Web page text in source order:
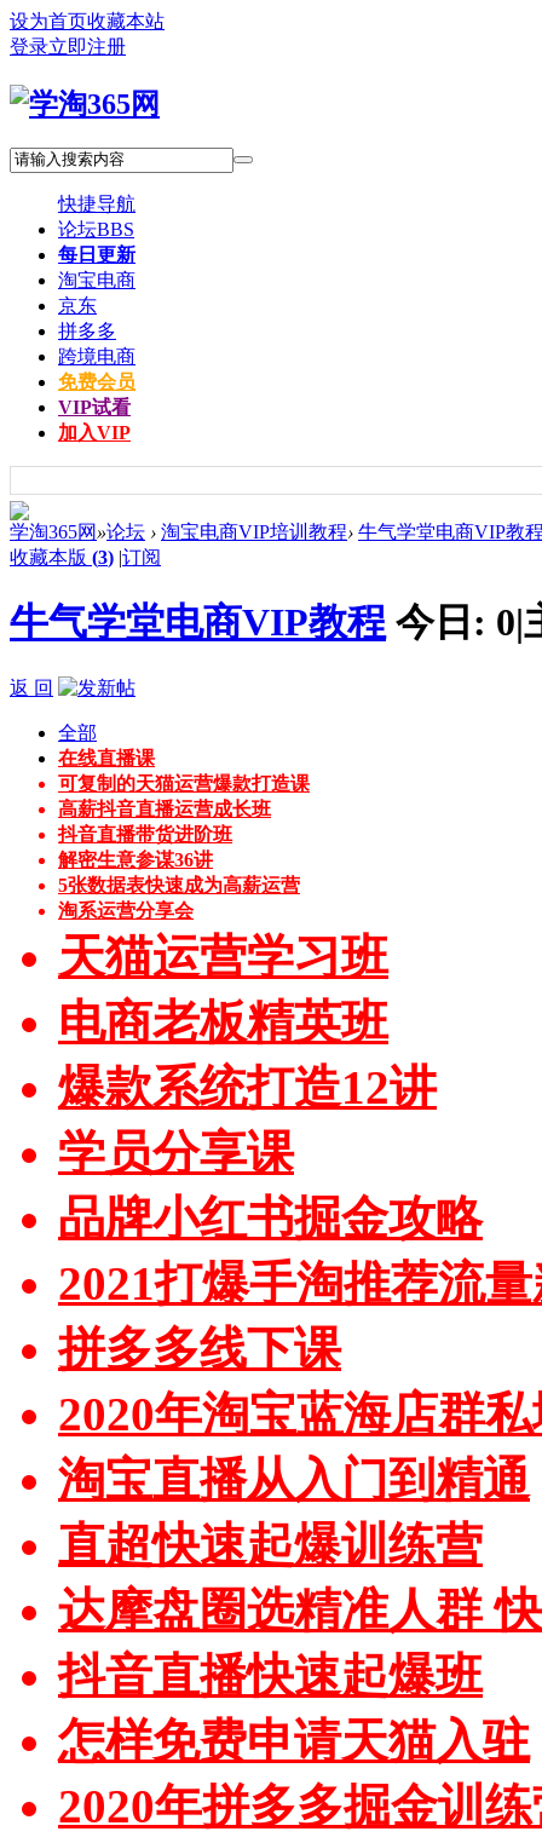
设为首页收藏本站
登录立即注册
快捷导航
论坛BBS
每日更新
淘宝电商
京东
拼多多
跨境电商
免费会员
VIP试看
加入VIP
学淘365网 »论坛 › 淘宝电商VIP培训教程› 牛气学堂电商VIP教
收藏本版 (3) |订阅
牛气学堂电商VIP教程 今日: 0|
返 回
全部
在线直播课
可复制的天猫运营爆款打造课
高薪抖音直播运营成长班
抖音直播带货进阶班
解密生意参谋36讲
5张数据表快速成为高薪运营
淘系运营分享会
天猫运营学习班
电商老板精英班
爆款系统打造12讲
学员分享课
品牌小红书掘金攻略
2021打爆手淘推荐流
拼多多线下课
2020年淘宝蓝海店群
淘宝直播从入门到精通
直超快速起爆训练营
达摩盘圈选精准人群
抖音直播快速起爆班
怎样免费申请天猫入驻
2020年拼多多掘金训